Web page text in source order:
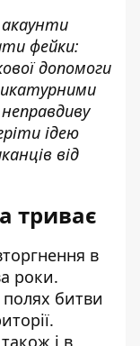
акаунти
фейки:
допомоги
ідею
від
триває
в
роки.
битви
також і в